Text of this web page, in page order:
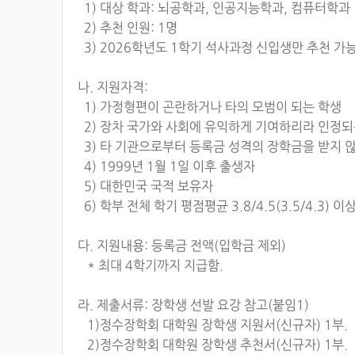
1) 대상 학과: 뇌공학과, 인공지능학과, 컴퓨터학과
2) 추천 인원: 1명
3) 2026학년도 1학기 석사과정 신입생만 추천 가
나. 지원자격:
1) 가정형편이 곤란하거나 타의 모범이 되는 학생
2) 장차 국가와 사회에 유익하게 기여하리라 인정되
3) 타 기관으로부터 등록금 성격의 장학금을 받지
4) 1999년 1월 1일 이후 출생자
5) 대한민국 국적 보유자
6) 학부 전체 학기 평점평균 3.8/4.5(3.5/4.3) 이
다. 지원내용: 등록금 전액(입학금 제외)
* 최대 4학기까지 지급함.
라. 제출서류: 장학생 선발 요강 참고(붙임1)
1)정수장학회 대학원 장학생 지원서(신규자) 1부.
2)정수장학회 대학원 장학생 추천서(신규자) 1부.